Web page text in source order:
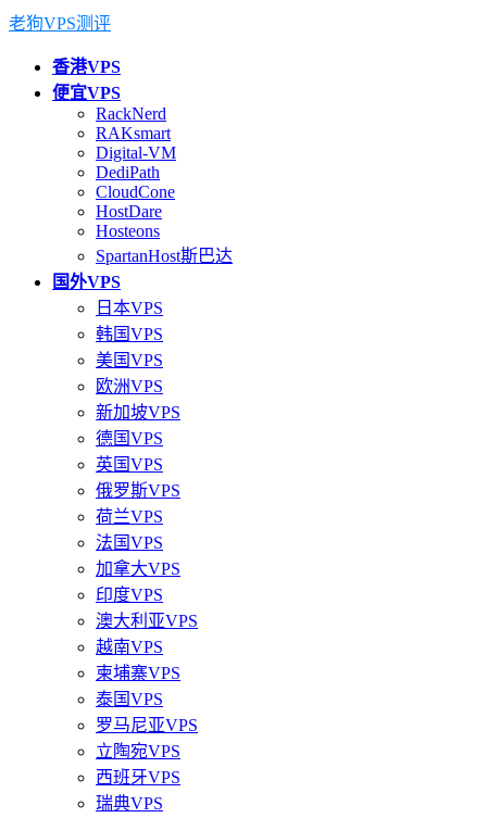
老狗VPS测评
香港VPS
便宜VPS
RackNerd
RAKsmart
Digital-VM
DediPath
CloudCone
HostDare
Hosteons
SpartanHost斯巴达
国外VPS
日本VPS
韩国VPS
美国VPS
欧洲VPS
新加坡VPS
德国VPS
英国VPS
俄罗斯VPS
荷兰VPS
法国VPS
加拿大VPS
印度VPS
澳大利亚VPS
越南VPS
柬埔寨VPS
泰国VPS
罗马尼亚VPS
立陶宛VPS
西班牙VPS
瑞典VPS